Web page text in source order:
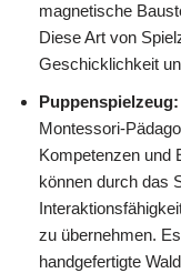
magnetische
Diese Art von
Geschicklichkeit
Puppenspielzeug:
Montessori-
Kompetenzen und
können durch das
zu übernehmen.
handgefertigte